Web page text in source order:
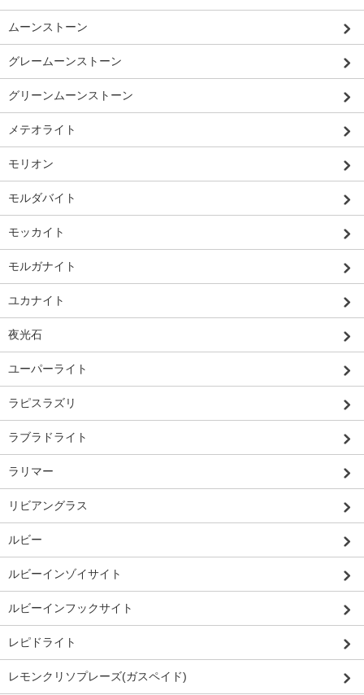
ムーンストーン
グレームーンストーン
グリーンムーンストーン
メテオライト
モリオン
モルダバイト
モッカイト
モルガナイト
ユカナイト
夜光石
ユーパーライト
ラピスラズリ
ラブラドライト
ラリマー
リビアングラス
ルビー
ルビーインゾイサイト
ルビーインフックサイト
レピドライト
レモンクリソプレーズ(ガスペイド)